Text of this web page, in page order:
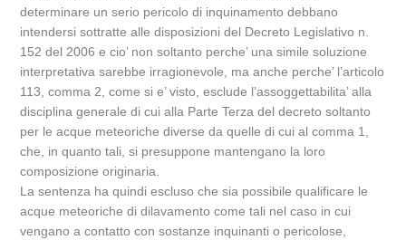
determinare un serio pericolo di inquinamento debbano
intendersi sottratte alle disposizioni del Decreto Legislativo n.
152 del 2006 e cio’ non soltanto perche’ una simile soluzione
interpretativa sarebbe irragionevole, ma anche perche’ l’articolo
113, comma 2, come si e’ visto, esclude l’assoggettabilita’ alla
disciplina generale di cui alla Parte Terza del decreto soltanto
per le acque meteoriche diverse da quelle di cui al comma 1,
che, in quanto tali, si presuppone mantengano la loro
composizione originaria.
La sentenza ha quindi escluso che sia possibile qualificare le
acque meteoriche di dilavamento come tali nel caso in cui
vengano a contatto con sostanze inquinanti o pericolose,